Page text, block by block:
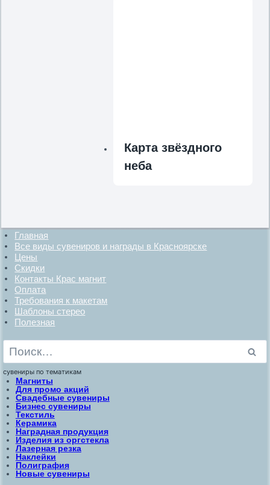
Карта звёздного
неба
Главная
Все виды сувениров и награды в Красноярске
Цены
Скидки
Контакты Крас магнит
Оплата
Требования к макетам
Шаблоны стерео
Полезная
Найти:
сувениры по тематикам
Магниты
Для промо акций
Свадебные сувениры
Бизнес сувениры
Текстиль
Керамика
Наградная продукция
Изделия из оргстекла
Лазерная резка
Наклейки
Полиграфия
Новые сувениры